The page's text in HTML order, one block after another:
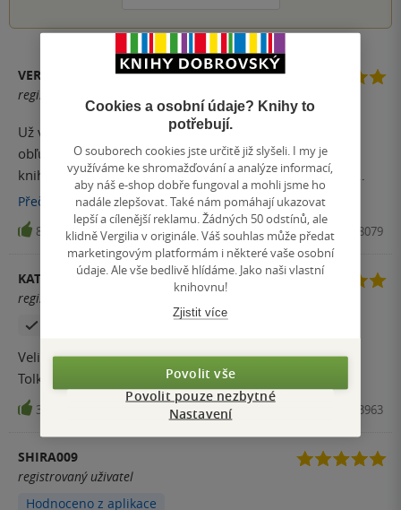
VERONIKA V.
registrovaný uživatel
Už v Silmarillion bol príbeh o Berenovi a Luthien môj
obľúbený, takže keď som videla že existuje samostatná
kniha, voľba bola jasná. Príbeh sa mi veľmi páčil a som
rada, že som si ho mohla prečítať.
Přečíst více
89 Kniha, HarperCollins, 2017, 9780008248079
KATEŘINA LINKOVÁ
registrovaný uživatel
Velice zajímavá kniha. Vhodná pro každého fanouška
Tolkiena.
32 Kniha, HarperCollins, 2022, 9780008503963
SHIRA009
registrovaný uživatel
Hodnoceno z aplikace
Cookies a osobní údaje? Knihy to
potřebují.
O souborech cookies jste určitě již slyšeli. I my je
využíváme ke shromažďování a analýze informací,
aby náš e-shop dobře fungoval a mohli jsme ho
nadále zlepšovat. Také nám pomáhají ukazovat
lepší a cílenější reklamu. Žádných 50 odstínů, ale
klidně Vergilia v originále. Váš souhlas může předat
marketingovým platformám i některé vaše osobní
údaje. Ale vše bedlivě hlídáme. Jako naši vlastní
knihovnu!
Zjistit více
Povolit vše
Povolit pouze nezbytné
Nastavení